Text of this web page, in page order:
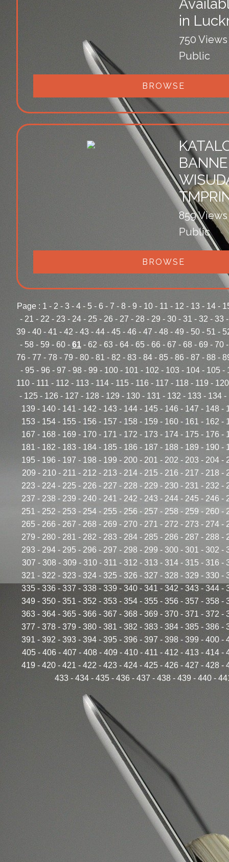
in
750 Views
Public
BROWSE
859 Views
Public
BROWSE
Page : 1 - 2 - 3- 4- 5- 6 - 7 - 8 - 9 - 10- 11 - 12 - 13 - 14-
- 21 - 22 - 23- 24- 25- 26 - 27 - 28- 29 - 30- 31 - 32 - 33
39 - 40 - 41 - 42 - 43 - 44 - 45 - 46 - 47 - 48 - 49 - 50 - 51 -
- 58- 59 - 60- 61- 62 - 63 - 64- 65- 66 - 67 - 68 - 69 - 70
76 - 77 - 78 - 79 - 80 - 81 - 82 - 83 - 84 - 85 - 86 - 87 - 88 -
- 95 - 96 - 97 - 98 - 99 - 100 - 101 - 102 - 103 - 104 - 105 -
110 - 111 - 112 - 113 - 114 - 115 - 116 - 117 - 118 - 119 - 120
- 125- 126- 127 - 128- 129- 130- 131 - 132 - 133- 134-
139 - 140 - 141 - 142 - 143 - 144 - 145 - 146 - 147 - 148 -
153 - 154 - 155 - 156 - 157 - 158 - 159 - 160 - 161 - 162 -
167 - 168 - 169 - 170 - 171 - 172 - 173 - 174 - 175 - 176 -
181 - 182 - 183 - 184 - 185 - 186 - 187 - 188 - 189 - 190 -
195 - 196 - 197 - 198 - 199 - 200 - 201 - 202 - 203 - 204 -
209 - 210- 211 - 212 - 213 - 214- 215 - 216 - 217 - 218 -
223 - 224 - 225 - 226 - 227 - 228 - 229 - 230 - 231 - 232 -
237 - 238 - 239 - 240 - 241 - 242 - 243 - 244 - 245 - 246 -
251 - 252 - 253 - 254 - 255 - 256 - 257 - 258 - 259 - 260 -
265 - 266 - 267 - 268 - 269 - 270 - 271 - 272 - 273 - 274 -
279 - 280 - 281 - 282 - 283 - 284 - 285 - 286 - 287 - 288 -
293 - 294 - 295 - 296 - 297 - 298 - 299 - 300 - 301 - 302 -
307 - 308 - 309 - 310- 311 - 312 - 313 - 314- 315 - 316 -
321 - 322 - 323 - 324 - 325 - 326 - 327 - 328 - 329 - 330 -
335 - 336 - 337 - 338 - 339 - 340 - 341 - 342 - 343 - 344 -
349 - 350 - 351 - 352 - 353 - 354 - 355 - 356 - 357 - 358 -
363 - 364 - 365 - 366 - 367 - 368 - 369 - 370 - 371 - 372 -
377 - 378 - 379 - 380 - 381 - 382 - 383 - 384 - 385 - 386 -
391 - 392 - 393- 394 - 395 - 396 - 397 - 398 - 399 - 400 -
405- 406- 407 - 408- 409 - 410- 411 - 412 - 413- 414-
419 - 420 - 421 - 422 - 423 - 424 - 425 - 426 - 427 - 428 -
433- 434- 435- 436- 437 - 438- 439 - 440-